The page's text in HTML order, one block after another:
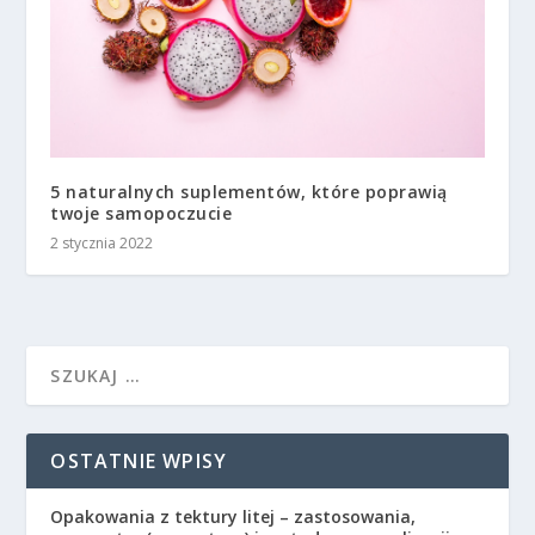
5 naturalnych suplementów, które poprawią
twoje samopoczucie
2 stycznia 2022
OSTATNIE WPISY
Opakowania z tektury litej – zastosowania,